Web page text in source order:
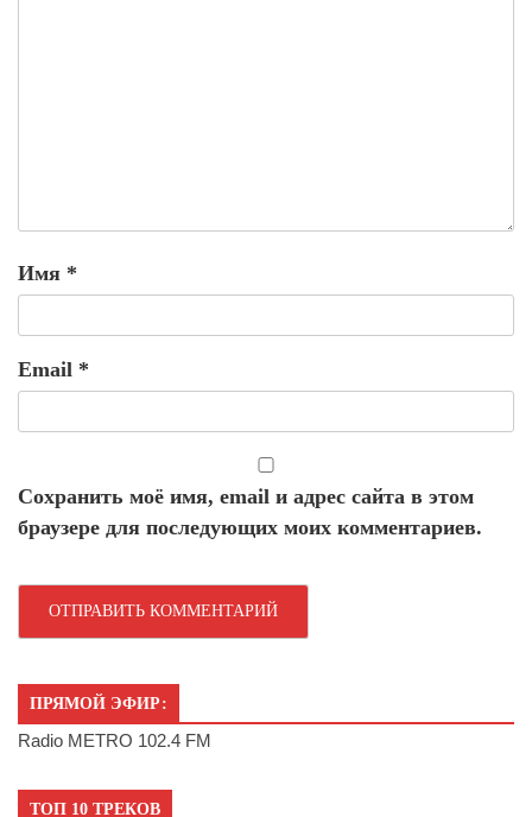
Имя *
Email *
Сохранить моё имя, email и адрес сайта в этом
браузере для последующих моих комментариев.
ПРЯМОЙ ЭФИР:
Radio METRO 102.4 FM
ТОП 10 ТРЕКОВ